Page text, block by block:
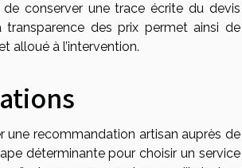
conserver une trace écrite du devis
des prix permet ainsi de
alloué à l’intervention.
une recommandation artisan auprès de
déterminante pour choisir un service